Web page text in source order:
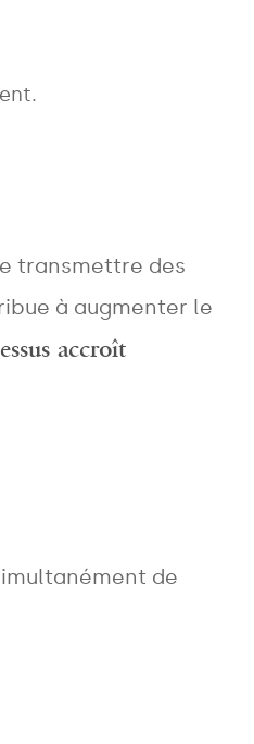
transmettre des
à augmenter le
accroît
de